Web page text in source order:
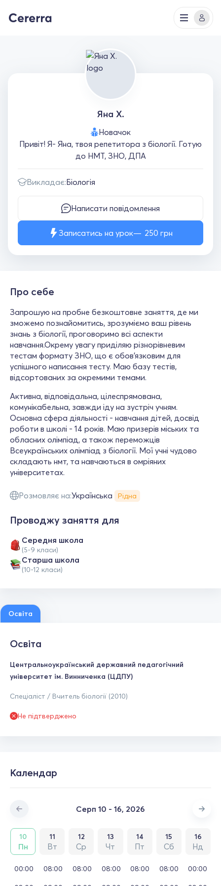
Яна Х.
Новачок
Привіт! Я- Яна, твоя репетитора з біології. Готую
до НМТ, ЗНО, ДПА
Викладає:Біологія
Написати повідомлення
Записатись на урок 250 грн
Про себе
Запрошую на пробне безкоштовне заняття, де ми
зможемо познайомитись, зрозуміємо ваш рівень
знань з біології, проговоримо всі аспекти
навчання.Окрему увагу приділяю різнорівневим
тестам формату ЗНО, що є обов'язковим для
успішного написання тесту. Маю базу тестів,
відсортованих за окремими темами.
Активна, відповідальна, цілеспрямована,
комунікабельна, завжди іду на зустріч учням.
Основна сфера діяльності - навчання дітей, досвід
роботи в школі - 14 років. Маю призерів міських та
обласних олімпіад, а також переможців
Всеукраїнських олімпіад з біології. Мої учні чудово
складають нмт, та навчаються в омріяних
університетах.
Розмовляє на:Українська Рідна
Проводжу заняття для
Середня школа
(5-9 класи)
Старша школа
(10-12 класи)
Освіта
Освіта
Центральноукраїнський державний педагогічний
університет ім. Винниченка (ЦДПУ)
Спеціаліст / Вчитель біології (2010)
Не підтверджено
Календар
Серп 10 - 16, 2026
10
Пн
11
Вт
12
Ср
13
Чт
14
Пт
15
Сб
16
Нд
00:00 08:00 08:00 08:00 08:00 08:00 00:00